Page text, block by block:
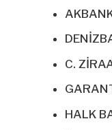
C.
HALK